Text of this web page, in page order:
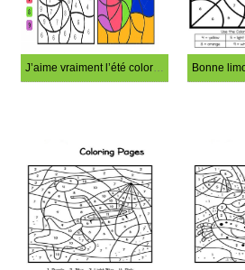
J’aime vraiment l’été coloration magique